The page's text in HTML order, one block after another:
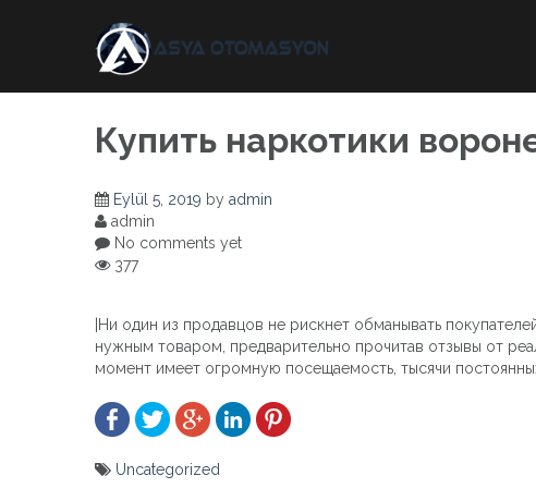
Купить наркотики
Eylül 5, 2019 by admin
admin
No comments yet
377
|Ни один из продавцов не рискнет обманывать
нужным товаром, предварительно прочитав отзывы от
момент имеет огромную посещаемость, тысячи
Uncategorized